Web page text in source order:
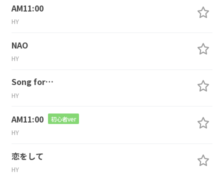
AM11:00
HY
NAO
HY
Song for…
HY
AM11:00 初心者ver
HY
恋をして
HY